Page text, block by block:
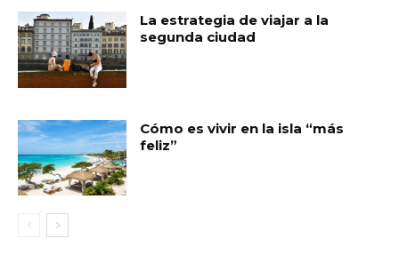
La estrategia de viajar a la
segunda ciudad
Cómo es vivir en la isla “más
feliz”